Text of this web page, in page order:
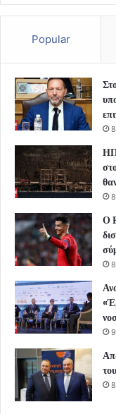
Popular
Ο